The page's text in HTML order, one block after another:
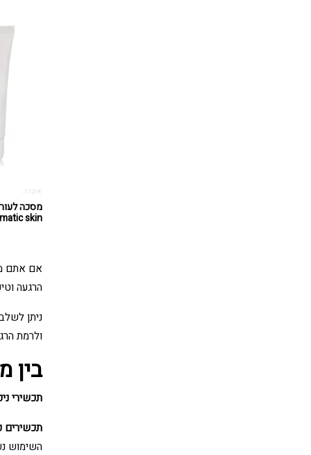
אקנה
skin
אם אתם
הרגעה
ניתן
ולרמת
בין
תכשירי
תכשירים
השימוש